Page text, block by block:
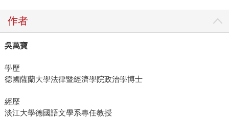
作者
吳萬寶
學歷
德國薩蘭大學法律暨經濟學院政治學博士
經歷
淡江大學德國語文學系專任教授